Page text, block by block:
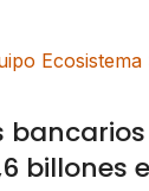
billones